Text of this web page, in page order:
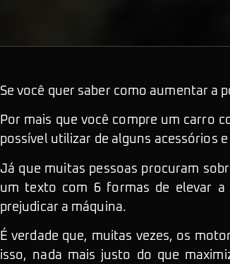
Se você quer saber como aumentar a
Por mais que você compre um carro
possível utilizar de alguns acessórios
Já que muitas pessoas procuram
um texto com 6 formas de elevar
prejudicar a máquina.
É verdade que, muitas vezes, os
isso, nada mais justo do que